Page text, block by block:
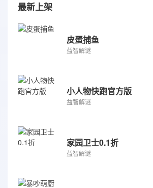
最新上架
皮蛋捕鱼
益智解谜
小人物快跑官方版
益智解谜
家园卫士0.1折
益智解谜